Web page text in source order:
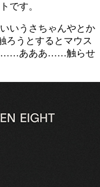
です。
いうさちゃんやとか
ろうとするとマウス
……あああ……触らせ